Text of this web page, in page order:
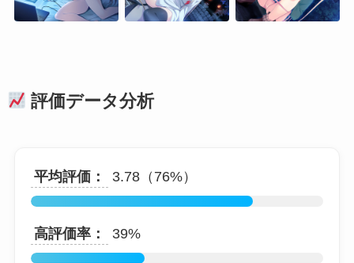
評価データ分析
平均評価： 3.78（76%）
高評価率： 39%